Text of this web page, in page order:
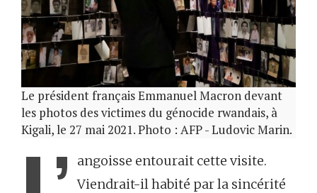
Le président français Emmanuel Macron devant
les photos des victimes du génocide rwandais, à
Kigali, le 27 mai 2021. Photo : AFP - Ludovic Marin.
angoisse entourait cette visite.
Viendrait-il habité par la sincérité